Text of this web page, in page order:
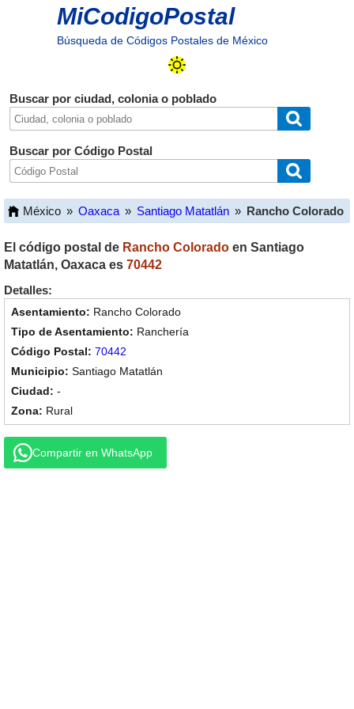
MiCodigoPostal
Búsqueda de Códigos Postales de México
Buscar por ciudad, colonia o poblado
Buscar por Código Postal
México » Oaxaca » Santiago Matatlán » Rancho Colorado
El código postal de Rancho Colorado en Santiago
Matatlán, Oaxaca es 70442
Detalles:
Rancho Colorado
Ranchería
70442
Santiago Matatlán
-
Rural
Compartir en WhatsApp